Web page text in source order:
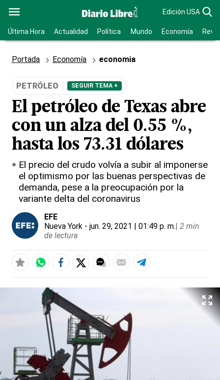
Edición USA
Última Hora Actualidad Política Mundo Economía
Portada Economía economia
PETRÓLEO SEGUIR TEMA +
El petróleo de Texas abre
con un alza del 0.55 %,
hasta los 73.31 dólares
El precio del crudo volvía a subir al imponerse
el optimismo por las buenas perspectivas de
demanda, pese a la preocupación por la
variante delta del coronavirus
EFE
Nueva York - jun. 29, 2021 | 01:49 p. m.| 2 min
de lectura